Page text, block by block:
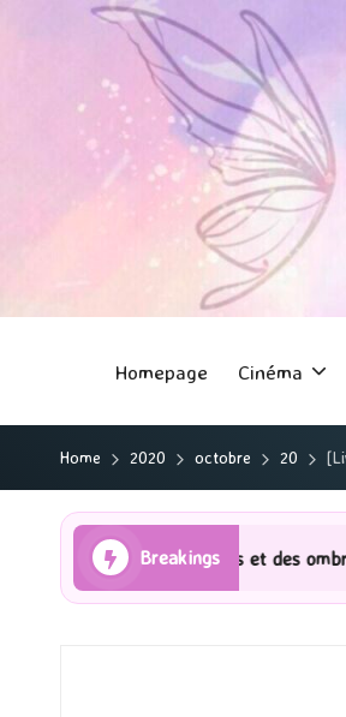
Homepage Cinéma
Home 2020 octobre 20
Breakings
et des ombres